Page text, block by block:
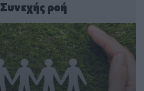
Συνεχής ροή